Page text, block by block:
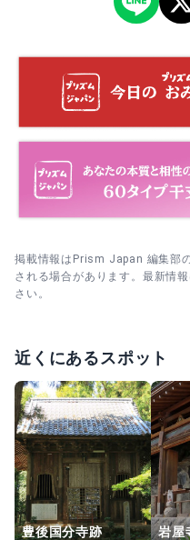
本殿に参拝 → 菅原社へ立
商売繁盛や事業繁栄を願
前相談も可能とされてい
安産祈願
安産祈願として母子の健
日受付も可能ですが、戌
います。
掲載情報はPrism Japan 編集部
される場合があります。最新情
さい。
近くにあるスポット
豊後国分寺跡 岩屋